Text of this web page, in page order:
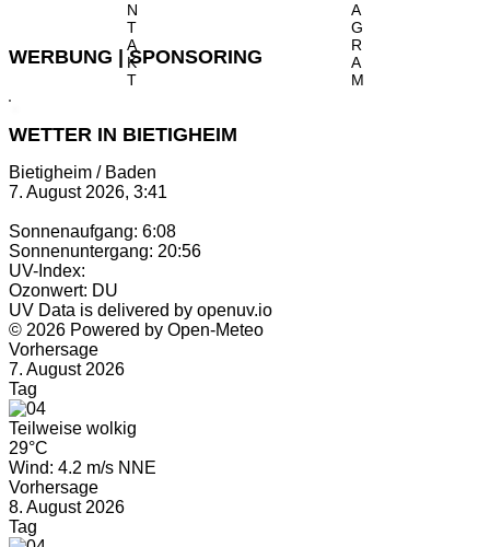
N
T
A
K
T
A
G
R
A
M
WERBUNG | SPONSORING
WETTER IN BIETIGHEIM
Bietigheim / Baden
7. August 2026, 3:41
Sonnenaufgang: 6:08
Sonnenuntergang: 20:56
UV-Index:
Ozonwert: DU
UV Data is delivered by openuv.io
© 2026 Powered by Open-Meteo
Vorhersage
7. August 2026
Tag
Teilweise wolkig
29°C
Wind: 4.2 m/s NNE
Vorhersage
8. August 2026
Tag